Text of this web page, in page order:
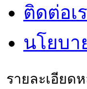
ติดต่อเ
นโยบ
รายละเอียด